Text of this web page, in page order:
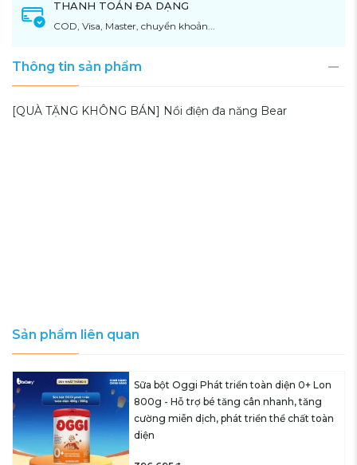
THANH TOÁN ĐA DẠNG
COD, Visa, Master, chuyển khoản...
Thông tin sản phẩm
[QUÀ TẶNG KHÔNG BÁN] Nồi điện đa năng Bear
Sản phẩm liên quan
Sữa bột Oggi Phát triển toàn diện 0+ Lon
800g - Hỗ trợ bé tăng cân nhanh, tăng
cường miễn dịch, phát triển thể chất toàn
diện